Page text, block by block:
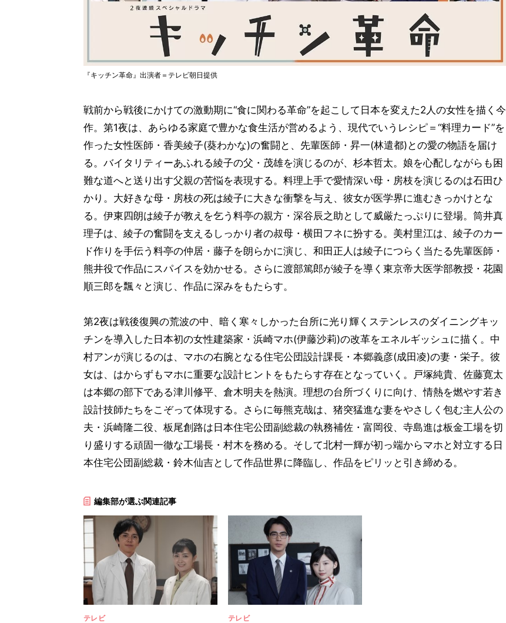
『キッチン革命』出演者＝テレビ朝日提供
戦前から戦後にかけての激動期に“食に関わる革命”を起こして日本を変えた2人の女性を描く今
作。第1夜は、あらゆる家庭で豊かな食生活が営めるよう、現代でいうレシピ＝“料理カード”を
作った女性医師・香美綾子(葵わかな)の奮闘と、先輩医師・昇一(林遣都)との愛の物語を届け
る。バイタリティーあふれる綾子の父・茂雄を演じるのが、杉本哲太。娘を心配しながらも困
難な道へと送り出す父親の苦悩を表現する。料理上手で愛情深い母・房枝を演じるのは石田ひ
かり。大好きな母・房枝の死は綾子に大きな衝撃を与え、彼女が医学界に進むきっかけとな
る。伊東四朗は綾子が教えを乞う料亭の親方・深谷辰之助として威厳たっぷりに登場。筒井真
理子は、綾子の奮闘を支えるしっかり者の叔母・横田フネに扮する。美村里江は、綾子のカー
ド作りを手伝う料亭の仲居・藤子を朗らかに演じ、和田正人は綾子につらく当たる先輩医師・
熊井役で作品にスパイスを効かせる。さらに渡部篤郎が綾子を導く東京帝大医学部教授・花園
順三郎を飄々と演じ、作品に深みをもたらす。
第2夜は戦後復興の荒波の中、暗く寒々しかった台所に光り輝くステンレスのダイニングキッ
チンを導入した日本初の女性建築家・浜崎マホ(伊藤沙莉)の改革をエネルギッシュに描く。中
村アンが演じるのは、マホの右腕となる住宅公団設計課長・本郷義彦(成田凌)の妻・栄子。彼
女は、はからずもマホに重要な設計ヒントをもたらす存在となっていく。戸塚純貴、佐藤寛太
は本郷の部下である津川修平、倉木明夫を熱演。理想の台所づくりに向け、情熱を燃やす若き
設計技師たちをこぞって体現する。さらに毎熊克哉は、猪突猛進な妻をやさしく包む主人公の
夫・浜崎隆二役、板尾創路は日本住宅公団副総裁の執務補佐・富岡役、寺島進は板金工場を切
り盛りする頑固一徹な工場長・村木を務める。そして北村一輝が初っ端からマホと対立する日
本住宅公団副総裁・鈴木仙吉として作品世界に降臨し、作品をピリッと引き締める。
編集部が選ぶ関連記事
テレビ テレビ